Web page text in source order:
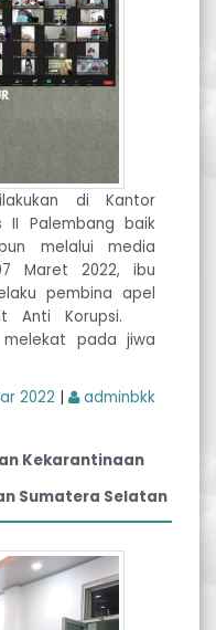
di Kantor
II Palembang baik
melalui media
Maret 2022, ibu
pembina apel
Anti Korupsi.
pada jiwa
2022 | adminbkk
Kekarantinaan
Sumatera Selatan